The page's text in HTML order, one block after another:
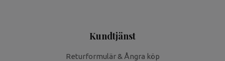
Kundtjänst
Returformulär & Ångra köp